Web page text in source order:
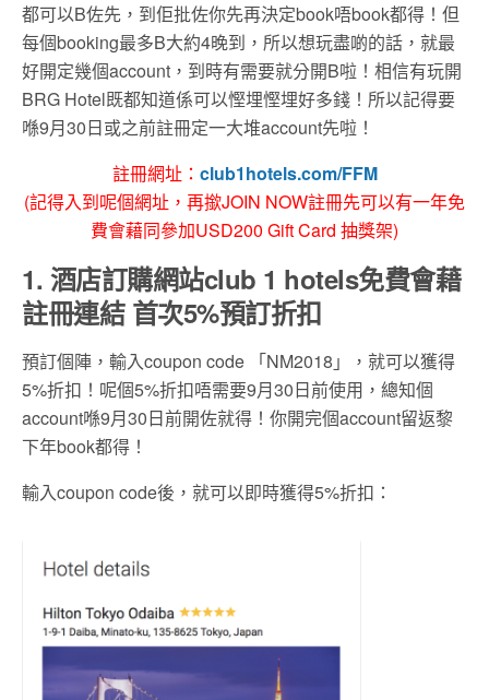
都可以B佐先，到佢批佐你先再決定book唔book都得！但
每個booking最多B大約4晚到，所以想玩盡啲的話，就最
好開定幾個account，到時有需要就分開B啦！相信有玩開
BRG Hotel既都知道係可以慳埋慳埋好多錢！所以記得要
喺9月30日或之前註冊定一大堆account先啦！
註冊網址： club1hotels.com/FFM
(記得入到呢個網址，再撳JOIN NOW註冊先可以有一年免
費會藉同參加USD200 Gift Card 抽獎架)
1. 酒店訂購網站club 1 hotels免費會藉
註冊連結 首次5%預訂折扣
預訂個陣，輸入coupon code 「NM2018」，就可以獲得
5%折扣！呢個5%折扣唔需要9月30日前使用，總知個
account喺9月30日前開佐就得！你開完個account留返黎
下年book都得！
輸入coupon code後，就可以即時獲得5%折扣：